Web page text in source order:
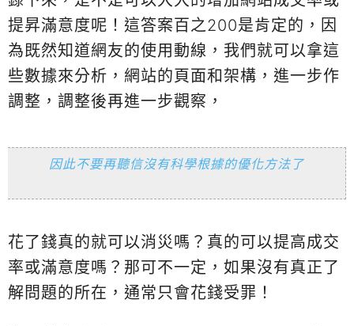
提昇滿意度呢！這答案百之200是肯定的，因
為既然知道網友的使用動線，我們就可以拿這
些數據來分析，網站的頁面和架構，進一步作
調整，調整後再進一步觀察，
因此不要再聽信沒有科學根據的優化方法了
花了錢真的就可以消災嗎？真的可以提高成交
率或滿意度嗎？那可不一定，如果沒有真正了
解問題的所在，通常只會花錢受罪！